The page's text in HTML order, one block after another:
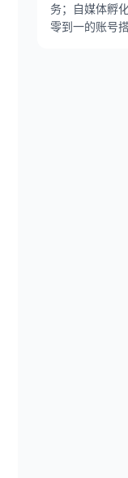
务；自媒体孵
零到一的账号